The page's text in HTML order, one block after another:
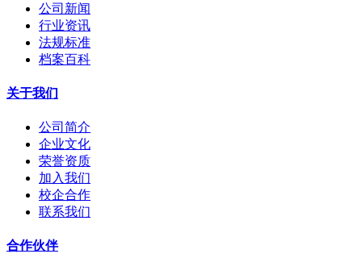
公司新闻
行业资讯
法规标准
档案百科
关于我们
公司简介
企业文化
荣誉资质
加入我们
校企合作
联系我们
合作伙伴